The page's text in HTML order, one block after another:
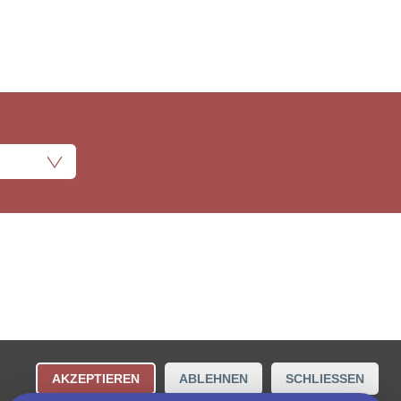
AKZEPTIEREN ABLEHNEN SCHLIESSEN